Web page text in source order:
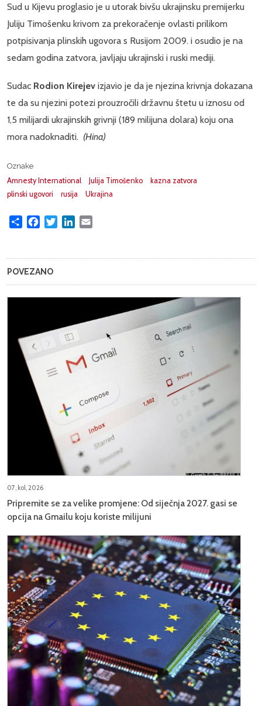
Sud u Kijevu proglasio je u utorak bivšu ukrajinsku premijerku
Juliju Timošenku krivom za prekoračenje ovlasti prilikom
potpisivanja plinskih ugovora s Rusijom 2009. i osudio je na
sedam godina zatvora, javljaju ukrajinski i ruski mediji.
Sudac Rodion Kirejev izjavio je da je njezina krivnja dokazana
te da su njezini potezi prouzročili državnu štetu u iznosu od
1,5 milijardi ukrajinskih grivnji (189 milijuna dolara) koju ona
mora nadoknaditi. (Hina)
Oznake
Amnesty International
Julija Timošenko
kazna zatvora
plinski ugovori
rusija Ukrajina
Share FacebookTwitterLinkedIn
POVEZANO
07, kol, 2026
Pripremite se za velike promjene: Od siječnja 2027. gasi se
opcija na Gmailu koju koriste milijuni